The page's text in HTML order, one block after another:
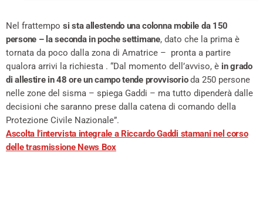
Nel frattempo si sta allestendo una colonna mobile da 150
persone – la seconda in poche settimane, dato che la prima è
tornata da poco dalla zona di Amatrice – pronta a partire
qualora arrivi la richiesta . “Dal momento dell’avviso, è in grado
di allestire in 48 ore un campo tende provvisorioda 250 persone
nelle zone del sisma – spiega Gaddi – ma tutto dipenderà dalle
decisioni che saranno prese dalla catena di comando della
Protezione Civile Nazionale”.
Ascolta l’intervista integrale a Riccardo Gaddi stamani nel corso
delle trasmissione News Box